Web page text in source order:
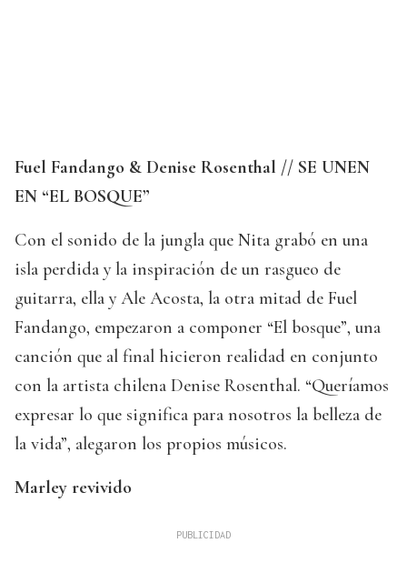
Fuel Fandango & Denise Rosenthal // SE UNEN
EN “EL BOSQUE”
Con el sonido de la jungla que Nita grabó en una
isla perdida y la inspiración de un rasgueo de
guitarra, ella y Ale Acosta, la otra mitad de Fuel
Fandango, empezaron a componer “El bosque”, una
canción que al final hicieron realidad en conjunto
con la artista chilena Denise Rosenthal. “Queríamos
expresar lo que significa para nosotros la belleza de
la vida”, alegaron los propios músicos.
Marley revivido